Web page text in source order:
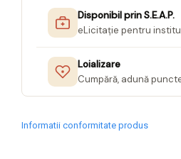
Instrumente geometrie pentru
tabla scolara
Tablite de desenat magnetice
Sugativa
Banda adeziva
Disponibil prin S.E.A.P.
eLicitație pentru
Loializare
Cumpără, adună
Informatii conformitate produs